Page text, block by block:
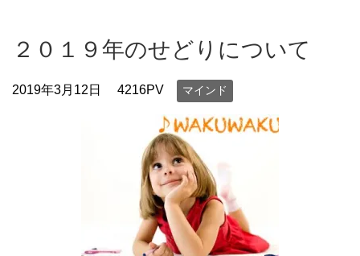
２０１９年のせどりについて
2019年3月12日 4216PV マインド